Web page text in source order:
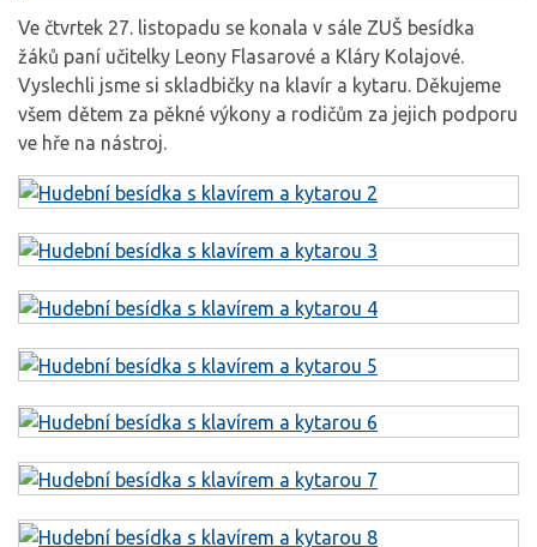
Ve čtvrtek 27. listopadu se konala v sále ZUŠ besídka
žáků paní učitelky Leony Flasarové a Kláry Kolajové.
Vyslechli jsme si skladbičky na klavír a kytaru. Děkujeme
všem dětem za pěkné výkony a rodičům za jejich podporu
ve hře na nástroj.